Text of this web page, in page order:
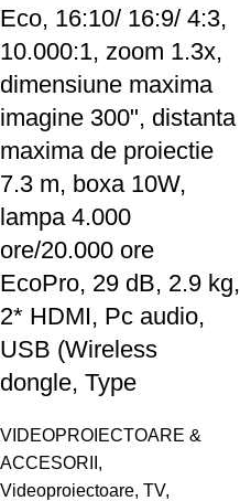
Eco, 16:10/ 16:9/ 4:3,
10.000:1, zoom 1.3x,
dimensiune maxima
imagine 300", distanta
maxima de proiectie
7.3 m, boxa 10W,
lampa 4.000
ore/20.000 ore
EcoPro, 29 dB, 2.9 kg,
2* HDMI, Pc audio,
USB (Wireless
dongle, Type
VIDEOPROIECTOARE &
ACCESORII ,
Videoproiectoare, TV,